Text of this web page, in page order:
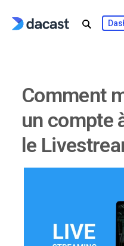
Comment
un compte
le